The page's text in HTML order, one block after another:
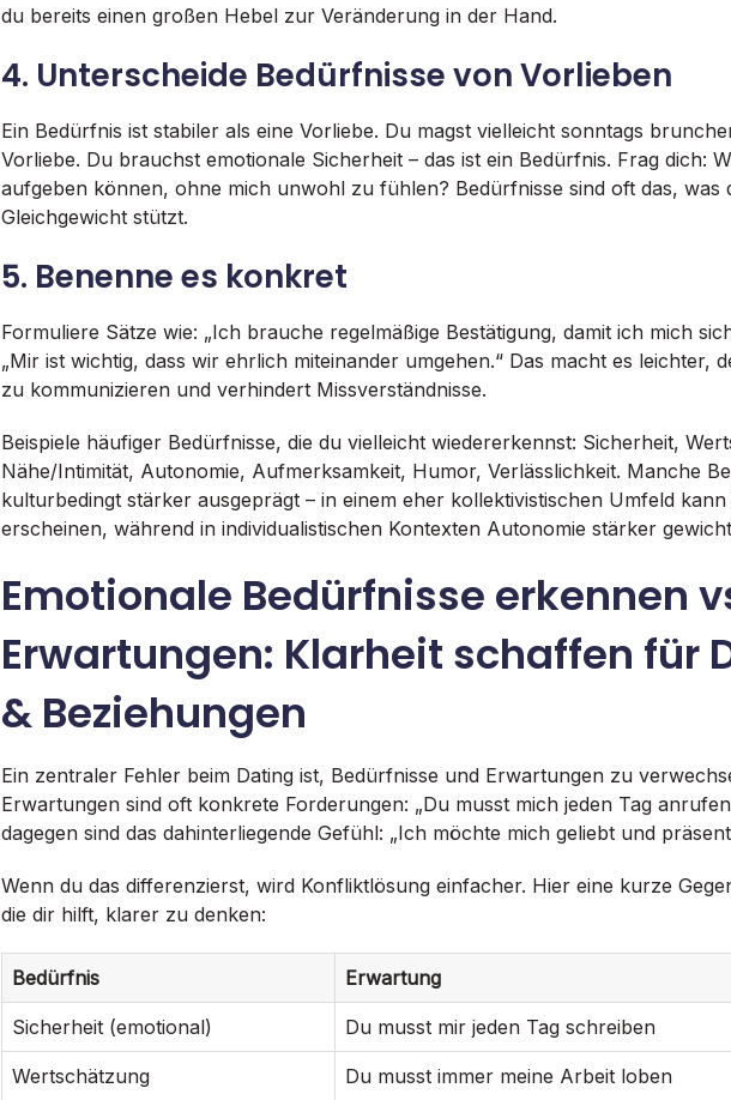
du bereits einen großen Hebel zur Veränderung in der Hand.
4. Unterscheide Bedürfnisse von Vorlieben
Ein Bedürfnis ist stabiler als eine Vorliebe. Du magst vielleicht sonntags
Vorliebe. Du brauchst emotionale Sicherheit – das ist ein Bedürfnis. Frag dich:
aufgeben können, ohne mich unwohl zu fühlen? Bedürfnisse sind oft das, was
Gleichgewicht stützt.
5. Benenne es konkret
Formuliere Sätze wie: „Ich brauche regelmäßige Bestätigung, damit ich mich
„Mir ist wichtig, dass wir ehrlich miteinander umgehen.“ Das macht es leichter,
zu kommunizieren und verhindert Missverständnisse.
Beispiele häufiger Bedürfnisse, die du vielleicht wiedererkennst: Sicherheit,
Nähe/Intimität, Autonomie, Aufmerksamkeit, Humor, Verlässlichkeit. Manche
kulturbedingt stärker ausgeprägt – in einem eher kollektivistischen Umfeld
erscheinen, während in individualistischen Kontexten Autonomie stärker
Emotionale Bedürfnisse erkennen
Erwartungen: Klarheit schaffen für
& Beziehungen
Ein zentraler Fehler beim Dating ist, Bedürfnisse und Erwartungen zu
Erwartungen sind oft konkrete Forderungen: „Du musst mich jeden Tag
dagegen sind das dahinterliegende Gefühl: „Ich möchte mich geliebt und
Wenn du das differenzierst, wird Konfliktlösung einfacher. Hier eine kurze
die dir hilft, klarer zu denken:
Bedürfnis Erwartung
Sicherheit (emotional) Du musst mir jeden Tag schreiben
Wertschätzung Du musst immer meine Arbeit loben